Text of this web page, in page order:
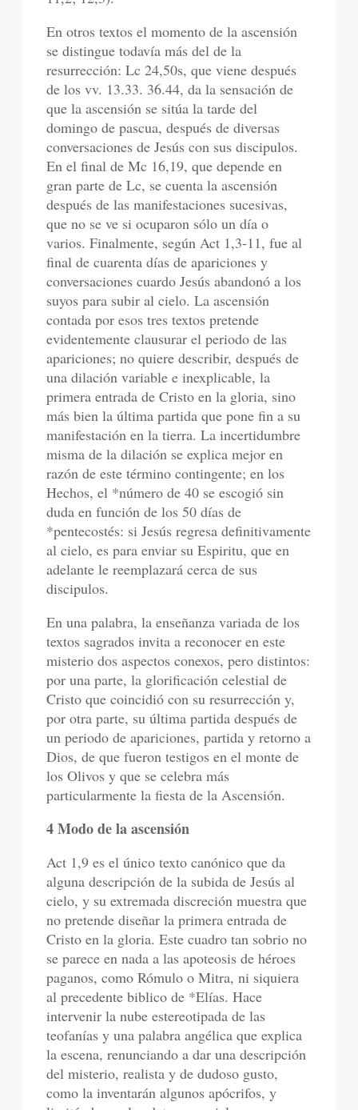
En otros textos el momento de la ascensión
se distingue todavía más del de la
resurrección: Lc 24,50s, que viene después
de los vv. 13.33. 36.44, da la sensación de
que la ascensión se sitúa la tarde del
domingo de pascua, después de diversas
conversaciones de Jesús con sus discipulos.
En el final de Mc 16,19, que depende en
gran parte de Lc, se cuenta la ascensión
después de las manifestaciones sucesivas,
que no se ve si ocuparon sólo un día o
varios. Finalmente, según Act 1,3-11, fue al
final de cuarenta días de apariciones y
conversaciones cuardo Jesús abandonó a los
suyos para subir al cielo. La ascensión
contada por esos tres textos pretende
evidentemente clausurar el periodo de las
apariciones; no quiere describir, después de
una dilación variable e inexplicable, la
primera entrada de Cristo en la gloria, sino
más bien la última partida que pone fin a su
manifestación en la tierra. La incertidumbre
misma de la dilación se explica mejor en
razón de este término contingente; en los
Hechos, el *número de 40 se escogió sin
duda en función de los 50 días de
*pentecostés: si Jesús regresa definitivamente
al cielo, es para enviar su Espiritu, que en
adelante le reemplazará cerca de sus
discipulos.
En una palabra, la enseñanza variada de los
textos sagrados invita a reconocer en este
misterio dos aspectos conexos, pero distintos:
por una parte, la glorificación celestial de
Cristo que coincidió con su resurrección y,
por otra parte, su última partida después de
un periodo de apariciones, partida y retorno a
Dios, de que fueron testigos en el monte de
los Olivos y que se celebra más
particularmente la fiesta de la Ascensión.
4 Modo de la ascensión
Act 1,9 es el único texto canónico que da
alguna descripción de la subida de Jesús al
cielo, y su extremada discreción muestra que
no pretende diseñar la primera entrada de
Cristo en la gloria. Este cuadro tan sobrio no
se parece en nada a las apoteosis de héroes
paganos, como Rómulo o Mitra, ni siquiera
al precedente biblico de *Elías. Hace
intervenir la nube estereotipada de las
teofanías y una palabra angélica que explica
la escena, renunciando a dar una descripción
del misterio, realista y de dudoso gusto,
como la inventarán algunos apócrifos, y